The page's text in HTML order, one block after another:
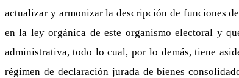
actualizar y armonizar la descripción de funciones
en la ley orgánica de este organismo electoral y
administrativa, todo lo cual, por lo demás, tiene
régimen de declaración jurada de bienes